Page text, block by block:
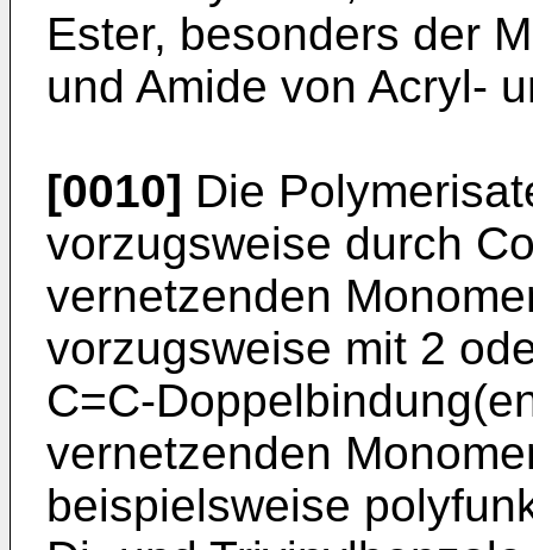
Ester, besonders der
und Amide von Acryl-
[0010] Die
vorzugsweise durch
vernetzenden
vorzugsweise mit 2
C=C-
vernetzenden
beispielsweise